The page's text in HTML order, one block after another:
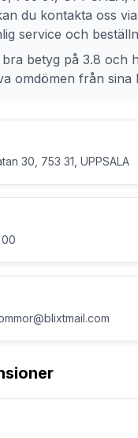
du kontakta oss
service och
betyg på 3.8 och
omdömen från sina
30, 753 31, UPPSALA
00